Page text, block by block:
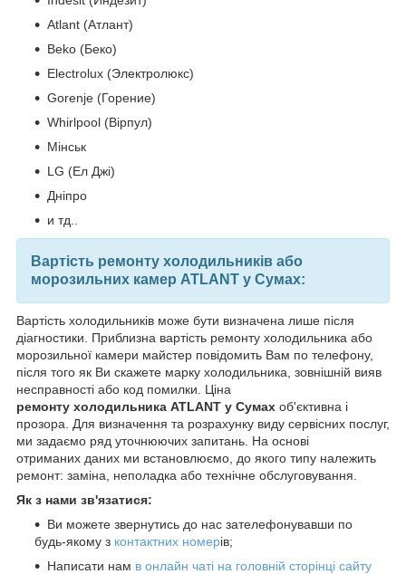
Atlant (Атлант)
Beko (Беко)
Electrolux (Электролюкс)
Gorenje (Горение)
Whirlpool (Вірпул)
Мінськ
LG (Ел Джі)
Дніпро
и тд..
Вартість ремонту холодильників або
морозильних камер ATLANT у Сумах:
Вартість холодильників може бути визначена лише після
діагностики. Приблизна вартість ремонту холодильника або
морозильної камери майстер повідомить Вам по телефону,
після того як Ви скажете марку холодильника, зовнішній вияв
несправності або код помилки. Ціна
ремонту холодильника ATLANT у Сумах об'єктивна і
прозора. Для визначення та розрахунку виду сервісних послуг,
ми задаємо ряд уточнюючих запитань. На основі
отриманих даних ми встановлюємо, до якого типу належить
ремонт: заміна, неполадка або технічне обслуговування.
Як з нами зв'язатися:
Ви можете звернутись до нас зателефонувавши по
будь-якому з контактних номерів;
Написати нам в онлайн чаті на головній сторінці сайту